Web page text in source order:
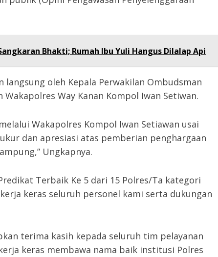
Bhakti; Rumah Ibu Yuli Hangus Dilalap Api
oleh Kepala Perwakilan Ombudsman
Way Kanan Kompol Iwan Setiwan.
Wakapolres Kompol Iwan Setiawan usai
dan apresiasi atas pemberian penghargaan
Ungkapnya.
Terbaik Ke 5 dari 15 Polres/Ta kategori
keras seluruh personel kami serta dukungan
terima kasih kepada seluruh tim pelayanan
keras membawa nama baik institusi Polres